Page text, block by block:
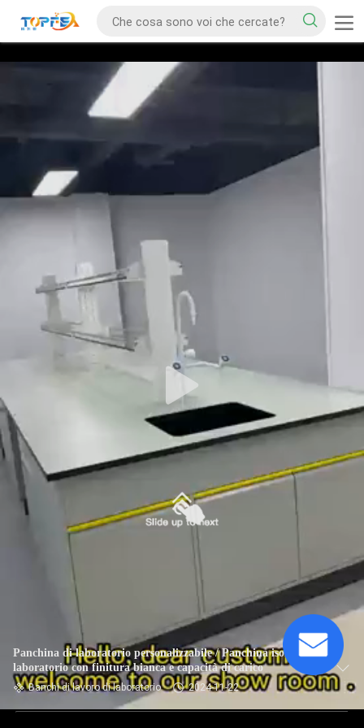
Panchina di laboratorio personalizzabile / Panchina isola di
laboratorio con finitura bianca e capacità di carico
Banchi di lavoro di laboratorio 2024-11-22